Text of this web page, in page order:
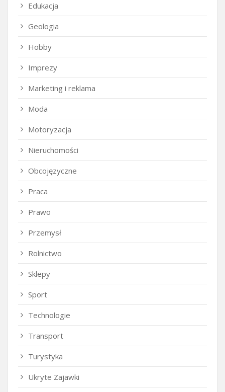
Edukacja
Geologia
Hobby
Imprezy
Marketing i reklama
Moda
Motoryzacja
Nieruchomości
Obcojęzyczne
Praca
Prawo
Przemysł
Rolnictwo
Sklepy
Sport
Technologie
Transport
Turystyka
Ukryte Zajawki